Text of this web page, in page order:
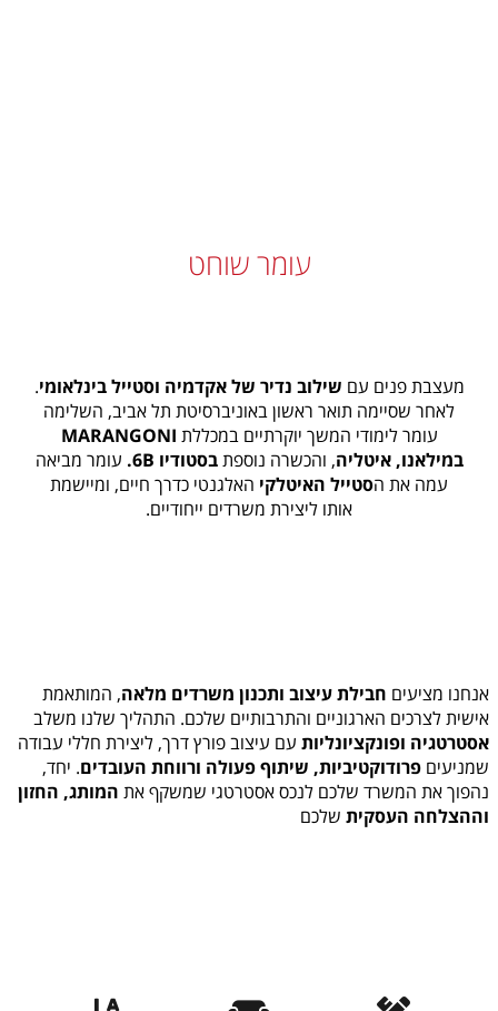
עומר שוחט
מעצבת פנים עם שילוב נדיר של אקדמיה וסטייל בינלאומי.
לאחר שסיימה תואר ראשון באוניברסיטת תל אביב, השלימה
עומר לימודי המשך יוקרתיים במכללת MARANGONI
במילאנו, איטליה, והכשרה נוספתבסטודיו 6B.
עומר מביאה
עמה את הסטייל האיטלקי האלגנטי כדרך חיים, ומיישמת
אותו ליצירת משרדים ייחודיים.
אנחנו מציעים חבילת עיצוב ותכנון משרדים מלאה, המותאמת
אישית לצרכים הארגוניים והתרבותיים שלכם. התהליך שלנו משלב
אסטרטגיה ופונקציונליות עם עיצוב פורץ דרך, ליצירת חללי עבודה
שמניעים פרודוקטיביות, שיתוף פעולה ורווחת העובדים. יחד,
נהפוך את המשרד שלכם לנכס אסטרטגי שמשקף את המותג, החזון
וההצלחה העסקית שלכם